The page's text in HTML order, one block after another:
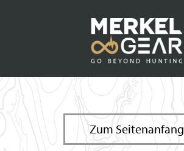
Zum Seitenanfang